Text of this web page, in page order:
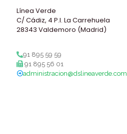
Línea Verde
C/ Cádiz, 4 P.I. La Carrehuela
28343 Valdemoro (Madrid)
91 895 59 59
91 895 56 01
administracion@dslineaverde.com